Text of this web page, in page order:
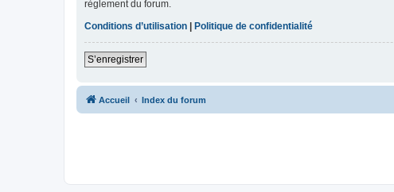
règlement du forum.
Conditions d’utilisation
Politique de confidentialité
S’enregistrer
Accueil Index du forum